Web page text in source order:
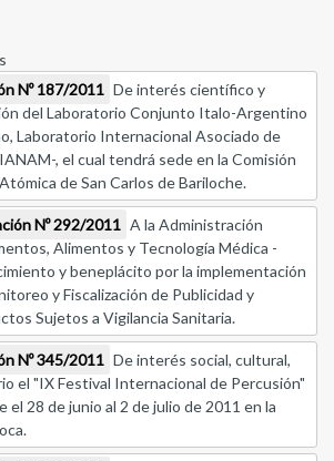
Nº 187/2011 De interés científico y
del Laboratorio Conjunto Italo-Argentino
Laboratorio Internacional Asociado de
, el cual tendrá sede en la Comisión
de San Carlos de Bariloche.
Nº 292/2011 A la Administración
Alimentos y Tecnología Médica -
y beneplácito por la implementación
y Fiscalización de Publicidad y
Sujetos a Vigilancia Sanitaria.
Nº 345/2011 De interés social, cultural,
el "IX Festival Internacional de Percusión"
el 28 de junio al 2 de julio de 2011 en la